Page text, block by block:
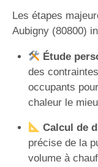
Les étapes
Aubigny (80800)
Étude
des
occupants
chaleur le
Calcul de
précise de la
volume à